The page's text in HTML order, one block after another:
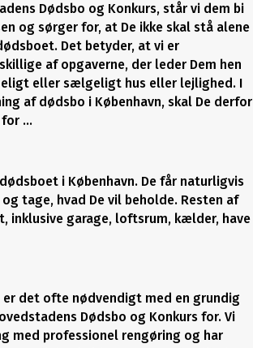
Dødsbo og Konkurs, står vi dem bi
og sørger for, at De ikke skal stå alene
Det betyder, at vi er
af opgaverne, der leder Dem hen
eller sælgeligt hus eller lejlighed. I
af dødsbo i København, skal De derfor
for …
i København. De får naturligvis
tage, hvad De vil beholde. Resten af
inklusive garage, loftsrum, kælder, have
er det ofte nødvendigt med en grundig
Dødsbo og Konkurs for. Vi
med professionel rengøring og har